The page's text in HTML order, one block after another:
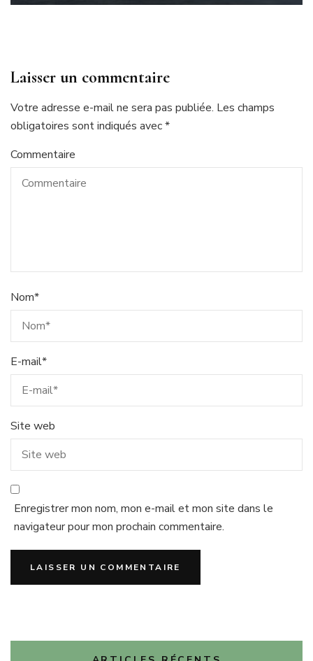
Laisser un commentaire
Votre adresse e-mail ne sera pas publiée. Les champs
obligatoires sont indiqués avec*
Commentaire
Nom*
E-mail*
Site web
Enregistrer mon nom, mon e-mail et mon site dans le
navigateur pour mon prochain commentaire.